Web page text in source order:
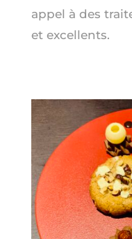
appel à des
et excellents.